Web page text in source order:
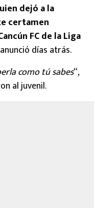
dejó a la
certamen
FC de la Liga
días atrás.
como tú sabes“,
al juvenil.